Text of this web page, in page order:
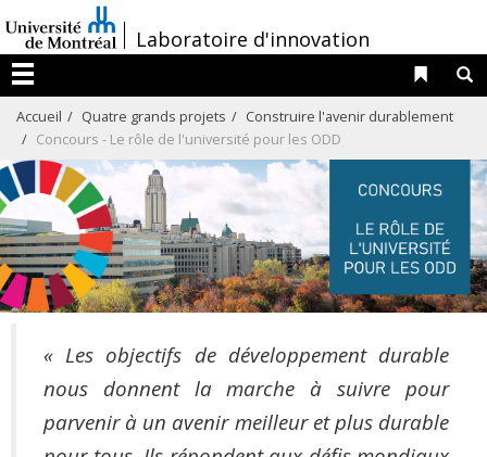
au
contenu
/Laboratoire d'innovation
Menu
Liens
Accueil Quatre grands projets
Construire l'avenir durablement
Concours - Le rôle de l'université pour les ODD
« Les objectifs de développement durable
nous donnent la marche à suivre pour
parvenir à un avenir meilleur et plus durable